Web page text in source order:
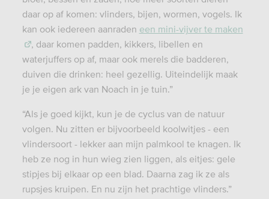
daar op af komen: vlinders, bijen, wormen, vogels. Ik
kan ook iedereen aanraden een mini-vijver te maken
, daar komen padden, kikkers, libellen en
waterjuffers op af, maar ook merels die badderen,
duiven die drinken: heel gezellig. Uiteindelijk maak
je je eigen ark van Noach in je tuin.”
“Als je goed kijkt, kun je de cyclus van de natuur
volgen. Nu zitten er bijvoorbeeld koolwitjes - een
vlindersoort - lekker aan mijn palmkool te knagen. Ik
heb ze nog in hun wieg zien liggen, als eitjes: gele
stipjes bij elkaar op een blad. Daarna zag ik ze als
rupsjes kruipen. En nu zijn het prachtige vlinders.”